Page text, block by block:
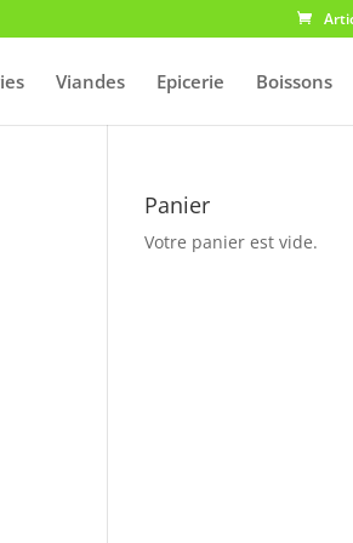
Viandes Epicerie Boissons
Panier
Votre panier est vide.